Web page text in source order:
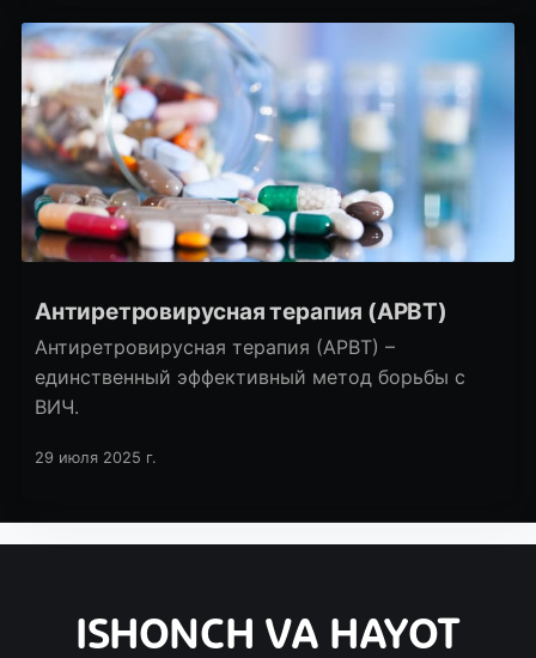
Файзуллаев.
Антиретровирусная терапия (АРВТ)
Антиретровирусная терапия (АРВТ) –
единственный эффективный метод борьбы с
ВИЧ.
29 июля 2025 г.
ISHONCH VA HAYOT